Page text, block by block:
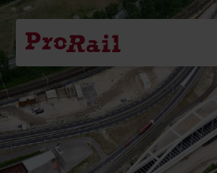
Navigatie
Homepage
ProRail